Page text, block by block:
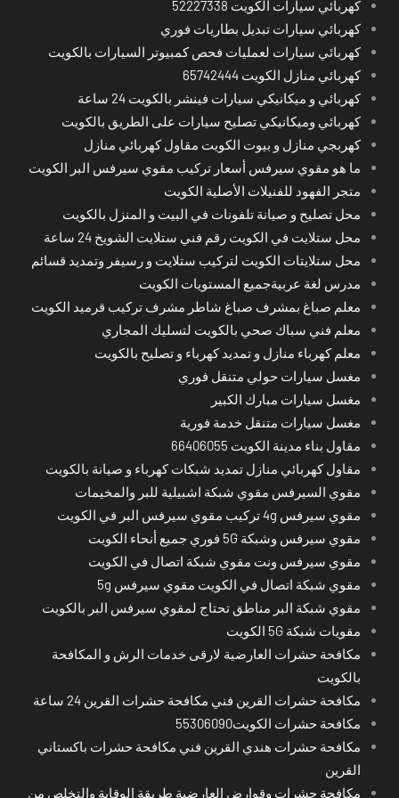
كهربائي سيارات الكويت 52227338
كهربائي سيارات تبديل بطاريات فوري
كهربائي سيارات لعمليات فحص كمبيوتر السيارات بالكويت
كهربائي منازل الكويت 65742444
كهربائي و ميكانيكي سيارات فينشر بالكويت 24 ساعة
كهربائي وميكانيكي تصليح سيارات على الطريق بالكويت
كهربجي منازل و بيوت الكويت مقاول كهربائي منازل
ما هو مقوي سيرفس أسعار تركيب مقوي سيرفس البر الكويت
متجر الفهود للفنيلات الأصلية الكويت
محل تصليح و صيانة تلفونات في البيت و المنزل بالكويت
محل ستلايت في الكويت رقم فني ستلايت الشويخ 24 ساعة
محل ستلايتات الكويت لتركيب ستلايت و رسيفر وتمديد قسائم
مدرس لغة عربيةجميع المستويات الكويت
معلم صباغ بمشرف صباغ شاطر مشرف تركيب قرميد الكويت
معلم فني سباك صحي بالكويت لتسليك المجاري
معلم كهرباء منازل و تمديد كهرباء و تصليح بالكويت
مغسل سيارات حولي متنقل فوري
مغسل سيارات مبارك الكبير
مغسل سيارات متنقل خدمة فورية
مقاول بناء مدينة الكويت 66406055
مقاول كهربائي منازل تمديد شبكات كهرباء و صيانة بالكويت
مقوي السيرفس مقوي شبكة اشبيلية للبر والمخيمات
مقوي سيرفس 4g تركيب مقوي سيرفس البر في الكويت
مقوي سيرفس وشبكة 5G فوري جميع أنحاء الكويت
مقوي سيرفس ونت مقوي شبكة اتصال في الكويت
مقوي شبكة اتصال في الكويت مقوي سيرفس 5g
مقوي شبكة البر مناطق تحتاج لمقوي سيرفس البر بالكويت
مقويات شبكة 5G الكويت
مكافحة حشرات العارضية لارقى خدمات الرش و المكافحة
بالكويت
مكافحة حشرات القرين فني مكافحة حشرات القرين 24 ساعة
مكافحة حشرات الكويت55306090
مكافحة حشرات هندي القرين فني مكافحة حشرات باكستاني
القرين
مكافحة حشرات وقوارض العارضية طريقة الوقاية والتخلص من